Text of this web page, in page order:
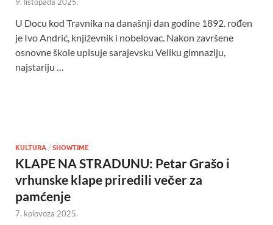
U Docu kod Travnika na današnji dan godine 1892. rođen
je Ivo Andrić, književnik i nobelovac. Nakon završene
osnovne škole upisuje sarajevsku Veliku gimnaziju,
najstariju …
KULTURA / SHOWTIME
KLAPE NA STRADUNU: Petar Grašo i
vrhunske klape priredili večer za
pamćenje
7. kolovoza 2025.